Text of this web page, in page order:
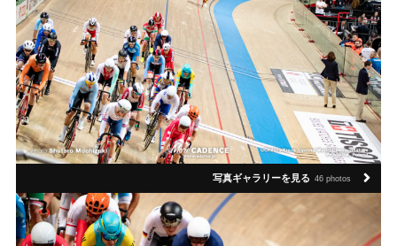
写真ギャラリーを見る 46 photos